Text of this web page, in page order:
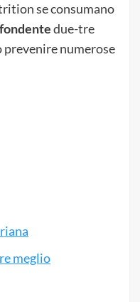
se consumano
due-tre
numerose
meglio